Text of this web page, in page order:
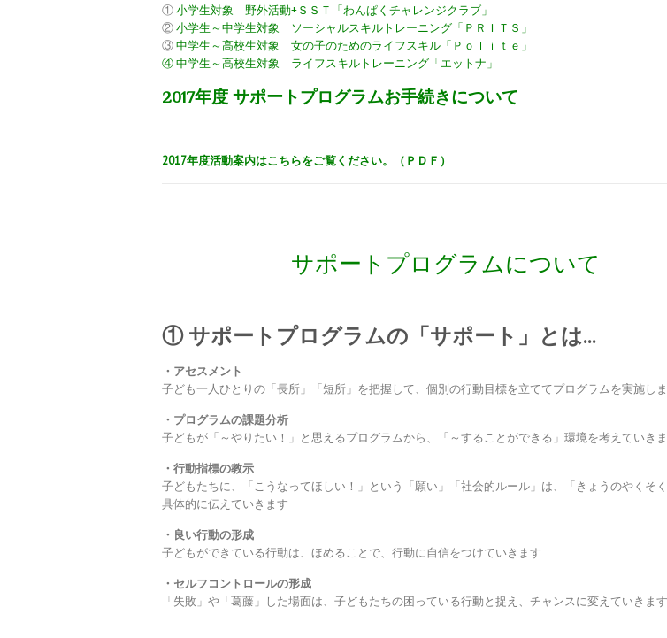
①小学生対象 野外活動+ＳＳＴ「わんぱくチャレンジクラブ 」
②小学生～中学生対象 ソーシャルスキルトレーニング「ＰＲＩＴＳ」
③中学生～高校生対象 女の子のためのライフスキル「Ｐｏｌｉｔｅ」
④中学生～高校生対象 ライフスキルトレーニング「エットナ」
2017年度 サポートプログラムお手続きについて
2017年度活動案内はこちらをご覧ください。（ＰＤＦ）
サポートプログラムについて
① サポートプログラムの「サポート」とは…
・アセスメント
子ども一人ひとりの「長所」「短所」を把握して、個別の行動目標を立ててプログラムを実施し
・プログラムの課題分析
子どもが「～やりたい！」と思えるプログラムから、「～することができる」環境を考えていき
・行動指標の教示
子どもたちに、「こうなってほしい！」という「願い」「社会的ルール」は、「きょうのやくそく
具体的に伝えていきます
・良い行動の形成
子どもができている行動は、ほめることで、行動に自信をつけていきます
・セルフコントロールの形成
「失敗」や「葛藤」した場面は、子どもたちの困っている行動と捉え、チャンスに変えていきます